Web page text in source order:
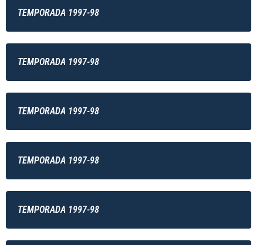
TEMPORADA 1997-98
TEMPORADA 1997-98
TEMPORADA 1997-98
TEMPORADA 1997-98
TEMPORADA 1997-98